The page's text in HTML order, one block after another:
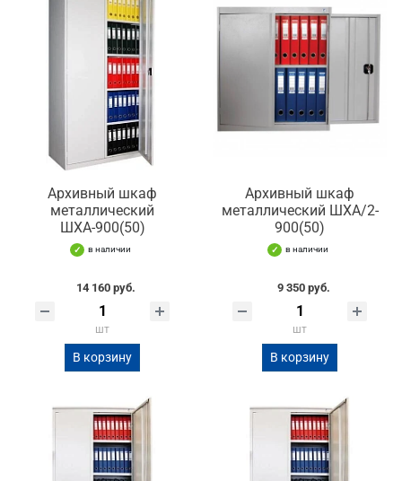
Архивный шкаф
металлический
ШХА-900(50)
в наличии
14 160 руб.
шт
В корзину
Архивный шкаф
металлический ШХА/2-
900(50)
в наличии
9 350 руб.
шт
В корзину